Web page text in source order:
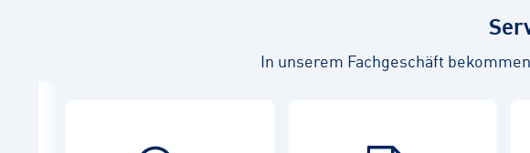
In unserem Fachgeschäft